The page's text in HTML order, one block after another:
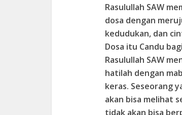
Rasulullah SAW
dosa dengan
kedudukan, dan
Dosa itu Candu
Rasulullah SAW
hatilah dengan
keras. Seseorang
akan bisa melihat
tidak akan bisa